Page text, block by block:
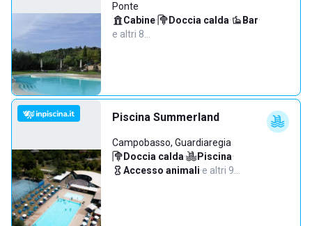
Ponte
Cabine· Doccia calda· Bar·
e altri 8…
Piscina Summerland
Campobasso, Guardiaregia
Doccia calda· Piscina·
Accesso animali·e altri 9…